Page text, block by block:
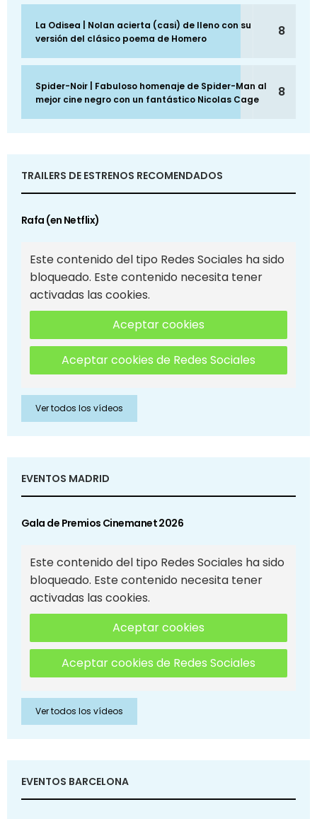
La Odisea | Nolan acierta (casi) de lleno con su
versión del clásico poema de Homero
8
Spider-Noir | Fabuloso homenaje de Spider-Man al
mejor cine negro con un fantástico Nicolas Cage
8
TRAILERS DE ESTRENOS RECOMENDADOS
Rafa (en Netflix)
Este contenido del tipo Redes Sociales ha sido
bloqueado. Este contenido necesita tener
activadas las cookies.
Aceptar cookies
Aceptar cookies de Redes Sociales
Ver todos los vídeos
EVENTOS MADRID
Gala de Premios Cinemanet 2026
Este contenido del tipo Redes Sociales ha sido
bloqueado. Este contenido necesita tener
activadas las cookies.
Aceptar cookies
Aceptar cookies de Redes Sociales
Ver todos los vídeos
EVENTOS BARCELONA